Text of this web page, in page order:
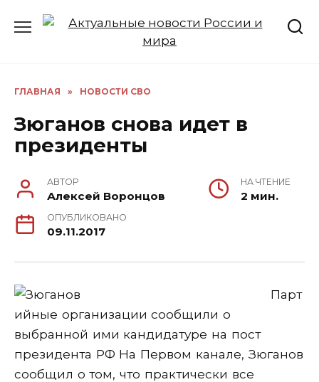
ГЛАВНАЯ » НОВОСТИ СВО
Зюганов снова идет в
президенты
АВТОР
Алексей Воронцов
НА ЧТЕНИЕ
2 мин.
ОПУБЛИКОВАНО
09.11.2017
Парт
ийные организации сообщили о
выбранной ими кандидатуре на пост
президента РФ На Первом канале, Зюганов
сообщил о том, что практически все